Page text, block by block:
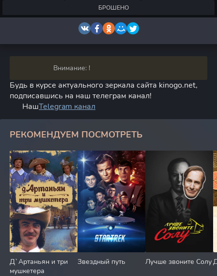
БРОШЕНО
Внимание: !
Будь в курсе актуального зеркала сайта kinogo.net,
подписавшись на наш телеграм канал!
НашTelegram канал
РЕКОМЕНДУЕМ ПОСМОТРЕТЬ
Д`Артаньян и три
мушкетера
Звездный путь Лучше звоните Солу